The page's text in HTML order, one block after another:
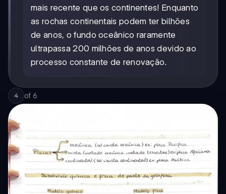
mais recente que os continentes! Enquanto
as rochas continentais podem ter bilhões
de anos, o fundo oceânico raramente
ultrapassa 200 milhões de anos devido ao
processo constante de renovação.
4 of 6